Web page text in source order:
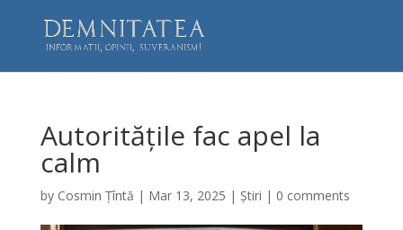
Autoritățile fac apel la
calm
by Cosmin Țîntă | Mar 13, 2025 | Știri | 0 comments